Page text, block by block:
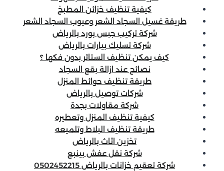
كيفية تنظيف خزائن المطبخ
طريقة غسيل السجاد الشعر وعيوب السجاد الشعر
شركة تركيب جبس بورد بالرياض
شركة تسليك بيارات بالرياض
كيف يمكن تنظيف الستائر بدون فكها ؟
نصائح عند ازالة بقع السجاد
طريقة تنظيف حوائط المنزل
شركات توصيل بالرياض
شركة مقاولات بجدة
كيفية تنظيف المنزل وتعطيره
طريقة تنظيف البلاط وتلميعه
تخزين اثاث بالرياض
شركة نقل عفش بينبع
شركة تعقيم خزانات بالرياض 0502452215